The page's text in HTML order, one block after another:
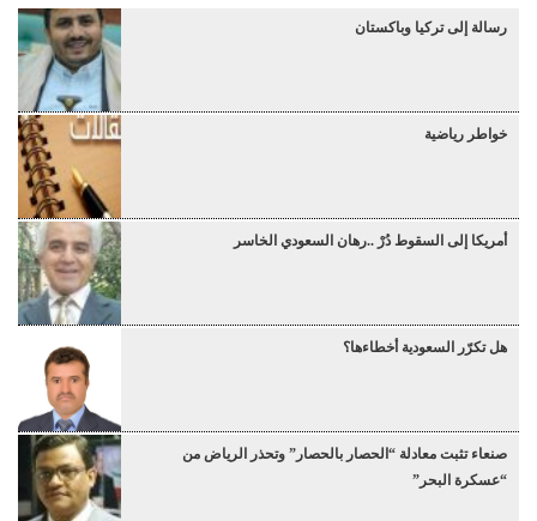
رسالة إلى تركيا وباكستان
خواطر رياضية
أمريكا إلى السقوط دُرْ ..رهان السعودي الخاسر
هل تكرّر السعودية أخطاءها؟
صنعاء تثبت معادلة “الحصار بالحصار” وتحذر الرياض من
“عسكرة البحر”